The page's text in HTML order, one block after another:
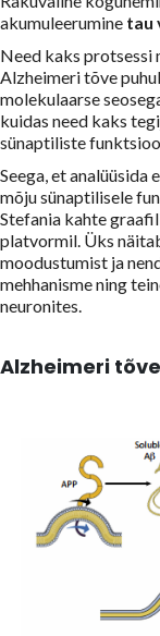
akumuleerumine tau
Need kaks
Alzheimeri tõve
molekulaarse
kuidas need kaks
sünaptiliste
Seega, et
mõju sünaptilisele
Stefania kahte
platvormil. Üks
moodustumist ja
mehhanisme ning
neuronites.
Alzheimeri